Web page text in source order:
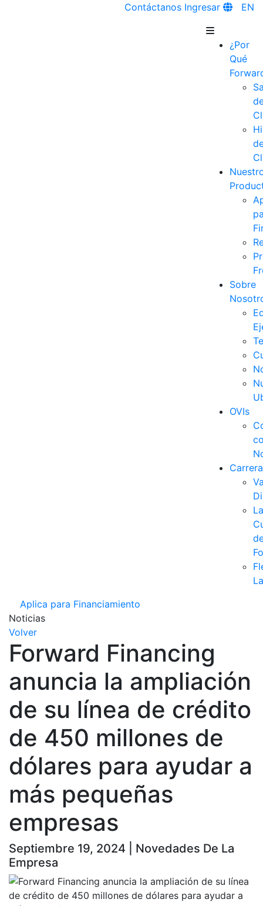
Contáctanos Ingresar EN
¿Por
Qué
Sobre
OVIs
La
Aplica para Financiamiento
Noticias
Volver
Forward Financing
anuncia la ampliación
de su línea de crédito
de 450 millones de
dólares para ayudar a
más pequeñas
empresas
Septiembre 19, 2024 | Novedades De La
Empresa